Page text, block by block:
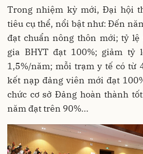
Trong nhiệm kỳ mới, Đại hội
tiêu cụ thể, nổi bật như: Đến
đạt chuẩn nông thôn mới; tỷ
gia BHYT đạt 100%; giảm tỷ
1,5%/năm; mỗi trạm y tế có từ
kết nạp đảng viên mới đạt
chức cơ sở Đảng hoàn thành
năm đạt trên 90%...